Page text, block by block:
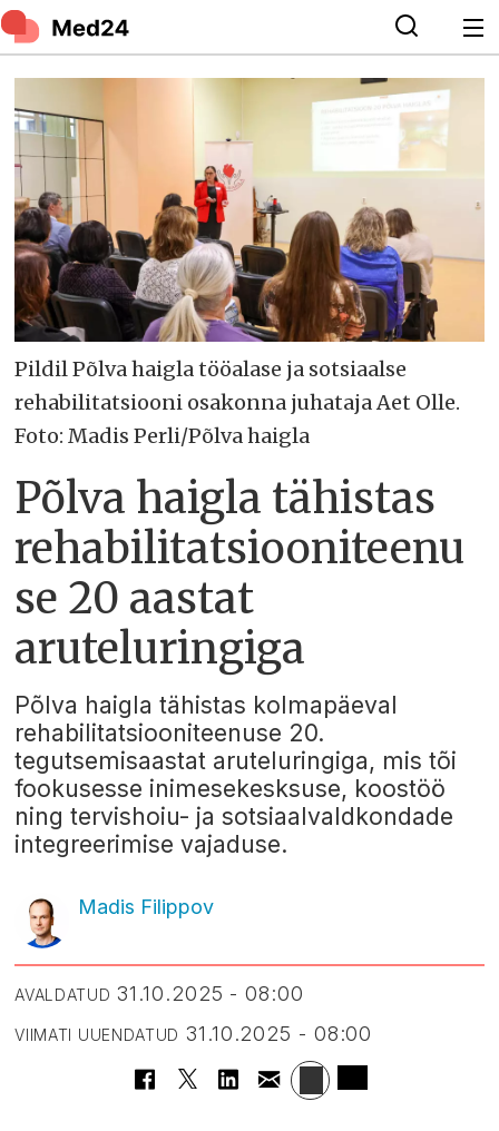
Pildil Põlva haigla tööalase ja sotsiaalse
rehabilitatsiooni osakonna juhataja Aet Olle.
Foto: Madis Perli/Põlva haigla
Põlva haigla tähistas
rehabilitatsiooniteenu
se 20 aastat
aruteluringiga
Põlva haigla tähistas kolmapäeval
rehabilitatsiooniteenuse 20.
tegutsemisaastat aruteluringiga, mis tõi
fookusesse inimesekesksuse, koostöö
ning tervishoiu- ja sotsiaalvaldkondade
integreerimise vajaduse.
Madis Filippov
AVALDATUD 31.10.2025 - 08:00
VIIMATI UUENDATUD 31.10.2025 - 08:00